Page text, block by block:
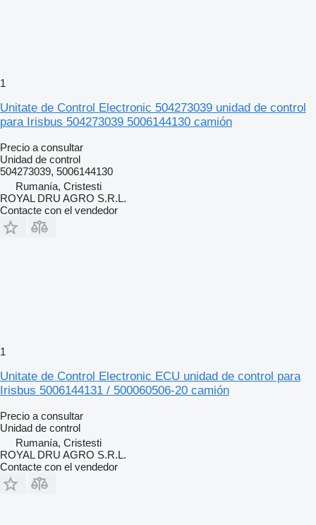
1
Unitate de Control Electronic 504273039 unidad de control
para Irisbus 504273039 5006144130 camión
Precio a consultar
Unidad de control
504273039, 5006144130
Rumanía, Cristesti
ROYAL DRU AGRO S.R.L.
Contacte con el vendedor
1
Unitate de Control Electronic ECU unidad de control para
Irisbus 5006144131 / 500060506-20 camión
Precio a consultar
Unidad de control
Rumanía, Cristesti
ROYAL DRU AGRO S.R.L.
Contacte con el vendedor